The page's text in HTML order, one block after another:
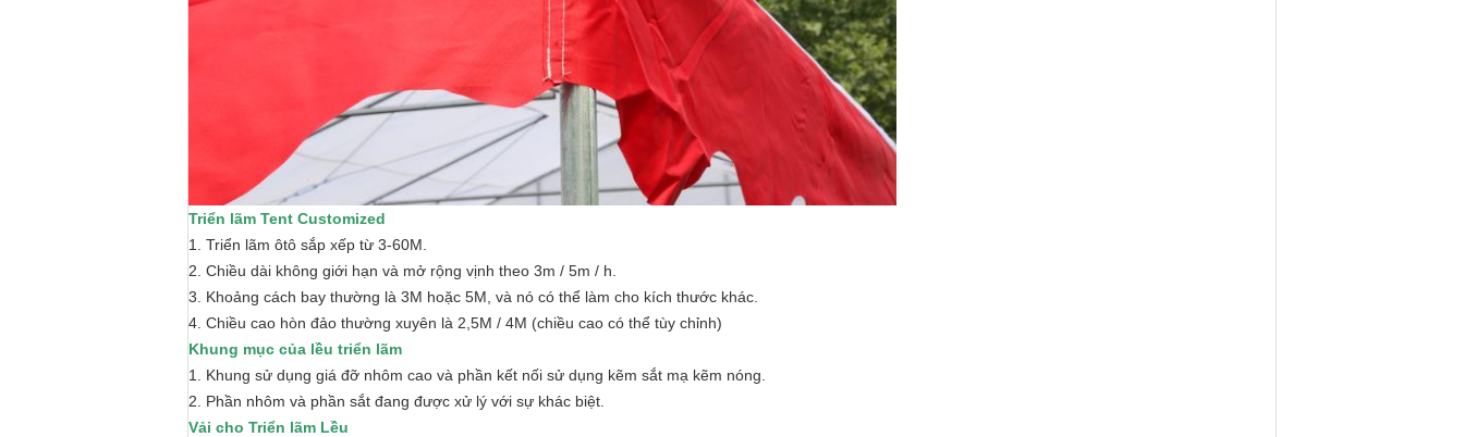
Triển lãm Tent Customized
1. Triển lãm ôtô sắp xếp từ 3-60M.
2. Chiều dài không giới hạn và mở rộng vịnh theo 3m / 5m / h.
3. Khoảng cách bay thường là 3M hoặc 5M, và nó có thể làm cho kích thước khác.
4. Chiều cao hòn đảo thường xuyên là 2,5M / 4M (chiều cao có thể tùy chỉnh)
Khung mục của lều triển lãm
1. Khung sử dụng giá đỡ nhôm cao và phần kết nối sử dụng kẽm sắt mạ kẽm nóng.
2. Phần nhôm và phần sắt đang được xử lý với sự khác biệt.
Vải cho Triển lãm Lều